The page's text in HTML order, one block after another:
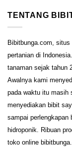
TENTANG
Bibitbunga.com,
pertanian di
tanaman sejak tahun
Awalnya kami
pada waktu itu masih
menyediakan bibit
sampai perlengkapan
hidroponik. Ribuan
toko online